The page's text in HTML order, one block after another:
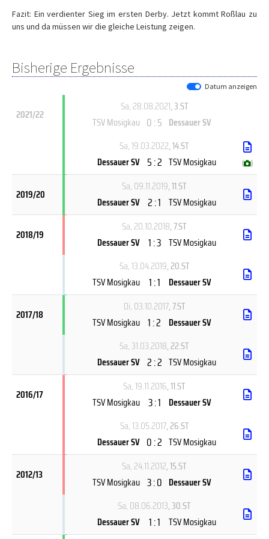
Fazit: Ein verdienter Sieg im ersten Derby. Jetzt kommt Roßlau zu
uns und da müssen wir die gleiche Leistung zeigen.
Bisherige Ergebnisse
Datum anzeigen
2021/22
Sa, 28.08.2021, 3.ST
TSV Mosigkau 0 : 5 Dessauer SV
Sa, 19.03.2022, 14.ST
Dessauer SV 5 : 2 TSV Mosigkau ( )
2019/20
Sa, 09.11.2019, 11.ST
Dessauer SV 2 : 1 TSV Mosigkau
2018/19
Sa, 20.10.2018, 7.ST
Dessauer SV 1 : 3 TSV Mosigkau
Sa, 13.04.2019, 20.ST
TSV Mosigkau
1 : 1 Dessauer SV
2017/18
Di, 03.10.2017, 7.ST
TSV Mosigkau 1 : 2 Dessauer SV
Sa, 31.03.2018, 22.ST
Dessauer SV 2 : 2 TSV Mosigkau
2016/17
Sa, 19.11.2016, 11.ST
TSV Mosigkau 3 : 1 Dessauer SV
Sa, 13.05.2017, 26.ST
Dessauer SV 0 : 2 TSV Mosigkau
2012/13
Sa, 24.11.2012, 15.ST
TSV Mosigkau 3 : 0 Dessauer SV
Sa, 08.06.2013, 30.ST
Dessauer SV
1 : 1
TSV Mosigkau